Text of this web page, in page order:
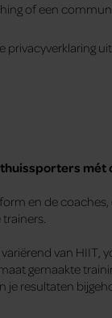
of een
mét
en de
van HIIT,
gemaakte
je resultaten